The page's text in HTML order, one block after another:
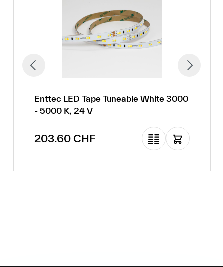
Enttec LED Tape Tuneable White 3000
- 5000 K, 24 V
Prix régulier :
203.60 CHF